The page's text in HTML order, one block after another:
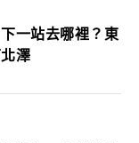
一站去哪裡？東
澤